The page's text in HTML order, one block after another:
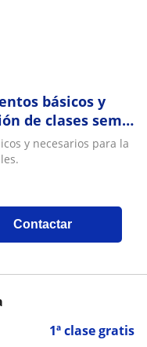
básicos y
de clases semi
y necesarios para la
Contactar
1ª clase gratis